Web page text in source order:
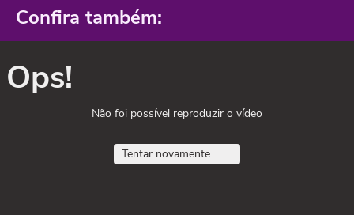
Confira também:
Ops!
Não foi possível reproduzir o vídeo
Tentar novamente